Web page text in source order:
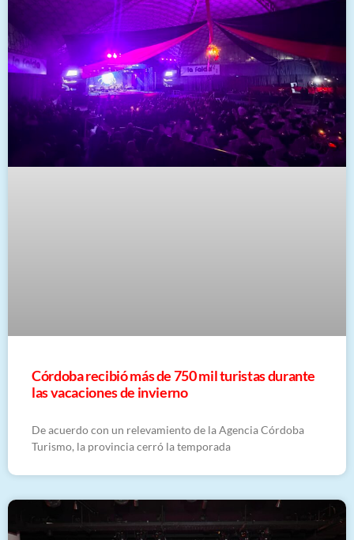
Córdoba recibió más de 750 mil turistas durante
las vacaciones de invierno
De acuerdo con un relevamiento de la Agencia Córdoba
Turismo, la provincia cerró la temporada